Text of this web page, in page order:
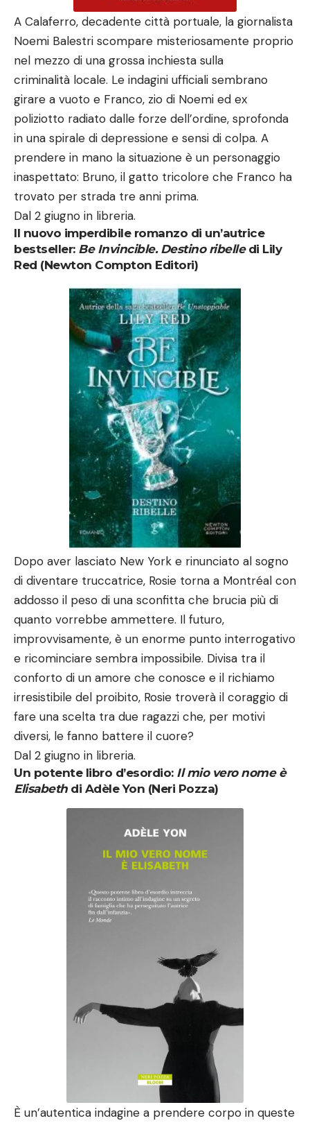
A Calaferro, decadente città portuale, la giornalista
Noemi Balestri scompare misteriosamente proprio
nel mezzo di una grossa inchiesta sulla
criminalità locale. Le indagini ufficiali sembrano
girare a vuoto e Franco, zio di Noemi ed ex
poliziotto radiato dalle forze dell’ordine, sprofonda
in una spirale di depressione e sensi di colpa. A
prendere in mano la situazione è un personaggio
inaspettato: Bruno, il gatto tricolore che Franco ha
trovato per strada tre anni prima.
Dal 2 giugno in libreria.
Il nuovo imperdibile romanzo di un’autrice
bestseller: Be Invincible. Destino ribelle di Lily
Red (Newton Compton Editori)
Dopo aver lasciato New York e rinunciato al sogno
di diventare truccatrice, Rosie torna a Montréal con
addosso il peso di una sconfitta che brucia più di
quanto vorrebbe ammettere. Il futuro,
improvvisamente, è un enorme punto interrogativo
e ricominciare sembra impossibile. Divisa tra il
conforto di un amore che conosce e il richiamo
irresistibile del proibito, Rosie troverà il coraggio di
fare una scelta tra due ragazzi che, per motivi
diversi, le fanno battere il cuore?
Dal 2 giugno in libreria.
Un potente libro d’esordio: Il mio vero nome è
Elisabethdi Adèle Yon (Neri Pozza)
È un’autentica indagine a prendere corpo in queste